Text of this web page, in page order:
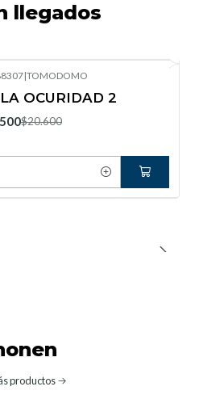
llegados
|TOMODOMO
OCURIDAD 2
$20.600
productos